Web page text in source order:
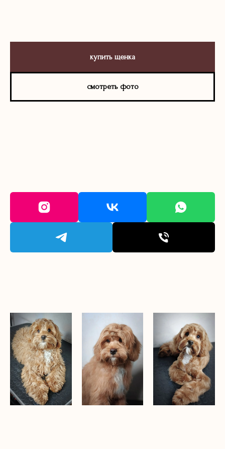
купить щенка
смотреть фото